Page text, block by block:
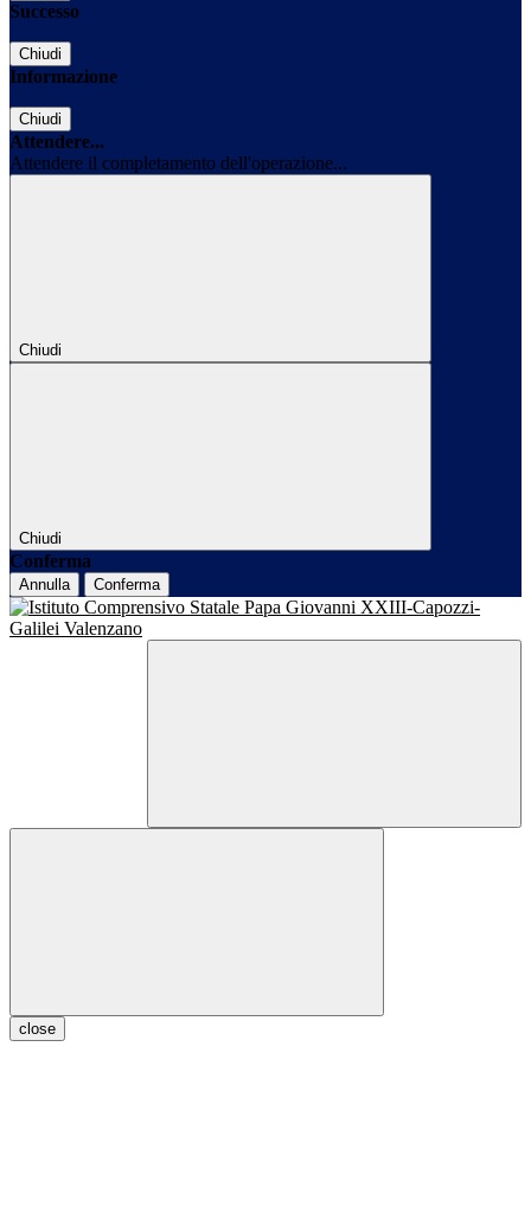
Successo
Chiudi
Informazione
Chiudi
Attendere...
Attendere il completamento dell'operazione...
Chiudi
Chiudi
Conferma
Annulla Conferma
close